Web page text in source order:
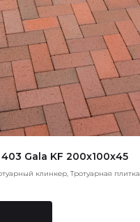
Gala KF 200x100x45
клинкер, Тротуарная плитка